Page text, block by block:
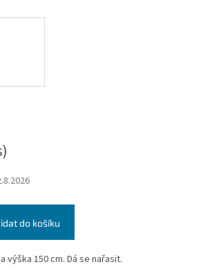
do košíku
výška 150 cm. Dá se nařasit.